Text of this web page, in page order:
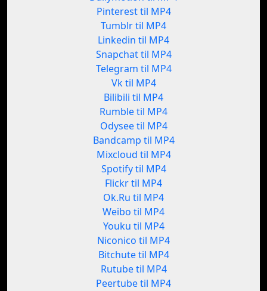
Pinterest til MP4
Tumblr til MP4
Linkedin til MP4
Snapchat til MP4
Telegram til MP4
Vk til MP4
Bilibili til MP4
Rumble til MP4
Odysee til MP4
Bandcamp til MP4
Mixcloud til MP4
Spotify til MP4
Flickr til MP4
Ok.Ru til MP4
Weibo til MP4
Youku til MP4
Niconico til MP4
Bitchute til MP4
Rutube til MP4
Peertube til MP4